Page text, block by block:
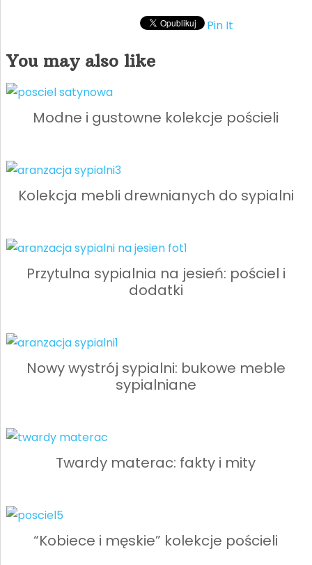
Pin It
You may also like
Modne i gustowne kolekcje pościeli
Kolekcja mebli drewnianych do sypialni
Przytulna sypialnia na jesień: pościel i
dodatki
Nowy wystrój sypialni: bukowe meble
sypialniane
Twardy materac: fakty i mity
“Kobiece i męskie” kolekcje pościeli